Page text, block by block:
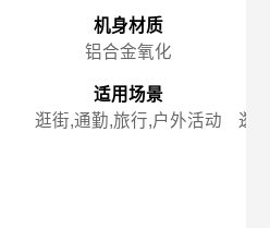
机身材质
铝合金氧化
适用场景
逛街,通勤,旅行,户外活动
逛